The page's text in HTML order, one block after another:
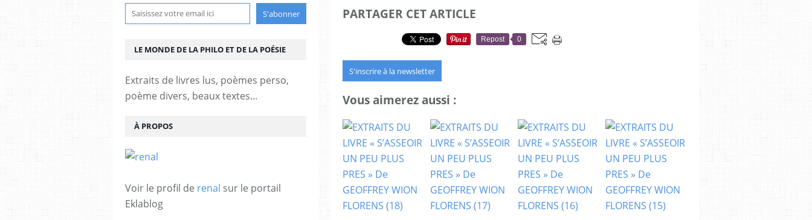
PARTAGER CET ARTICLE
Repost 0
S'inscrire à la newsletter
Vous aimerez aussi :
LE MONDE DE LA PHILO ET DE LA POÉSIE
Extraits de livres lus, poèmes perso,
poème divers, beaux textes...
À PROPOS
Voir le profil de renal sur le portail
Eklablog